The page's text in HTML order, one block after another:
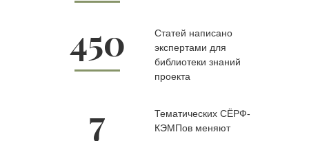
Статей написано
экспертами для
библиотеки знаний
проекта
450
Тематических СЁРФ-
КЭМПов меняют
7